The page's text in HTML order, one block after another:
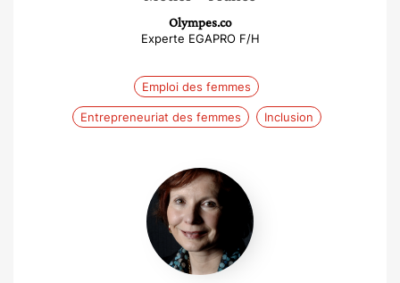
Olympes.co
Experte EGAPRO F/H
Emploi des femmes
Entrepreneuriat des femmes Inclusion
Sylviane
Bordas